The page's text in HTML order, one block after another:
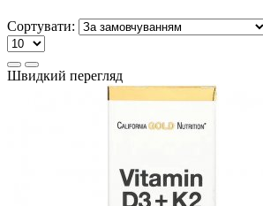
Сортувати:
Швидкий перегляд